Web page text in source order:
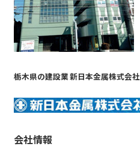
栃木県の建設業 新日本金属株式会社
会社情報